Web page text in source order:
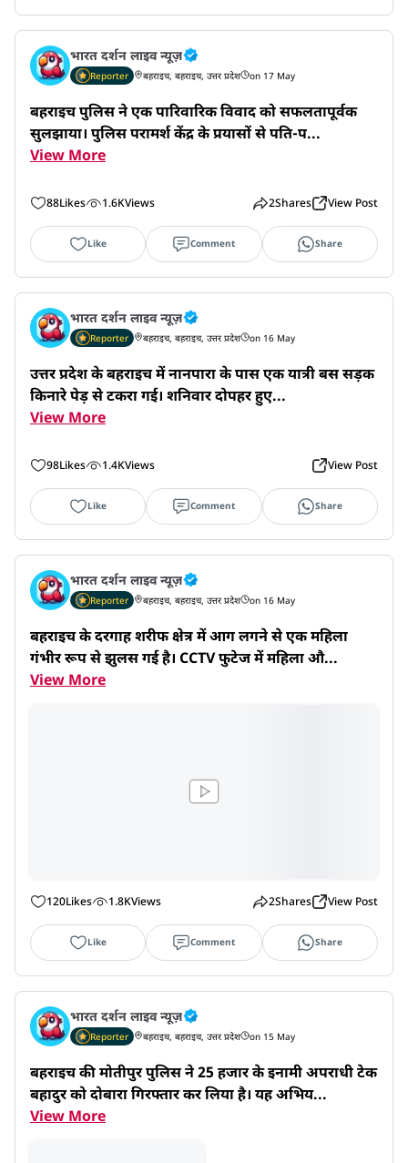
भारत दर्शन लाइव न्यूज़
Reporter बहराइच, बहराइच, उत्तर प्रदेश on 17 May
बहराइच पुलिस ने एक पारिवारिक विवाद को सफलतापूर्वक
सुलझाया। पुलिस परामर्श केंद्र के प्रयासों से पति-प...
View More
88Likes 1.6KViews 2Shares View Post
Like Comment Share
भारत दर्शन लाइव न्यूज़
Reporter बहराइच, बहराइच, उत्तर प्रदेश on 16 May
उत्तर प्रदेश के बहराइच में नानपारा के पास एक यात्री बस सड़क
किनारे पेड़ से टकरा गई। शनिवार दोपहर हुए...
View More
98Likes 1.4KViews View Post
Like Comment Share
भारत दर्शन लाइव न्यूज़
Reporter बहराइच, बहराइच, उत्तर प्रदेश on 16 May
बहराइच के दरगाह शरीफ क्षेत्र में आग लगने से एक महिला
गंभीर रूप से झुलस गई है। CCTV फुटेज में महिला औ...
View More
120Likes 1.8KViews 2Shares View Post
Like Comment Share
भारत दर्शन लाइव न्यूज़
Reporter बहराइच, बहराइच, उत्तर प्रदेश on 15 May
बहराइच की मोतीपुर पुलिस ने 25 हजार के इनामी अपराधी टेक
बहादुर को दोबारा गिरफ्तार कर लिया है। यह अभिय...
View More